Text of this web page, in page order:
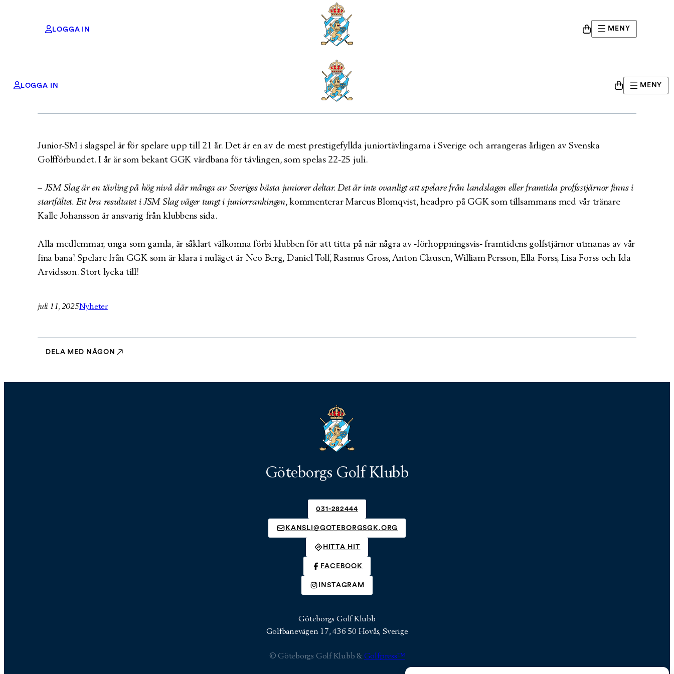
till
LOGGA IN MENY
LOGGA IN MENY
Snart dags för JSM Slag på GGK
Junior-SM i slagspel är för spelare upp till 21 år. Det är en av de mest prestigefyllda juniortävlingarna i Sverige och arrangeras årligen av Svenska
Golfförbundet. I år är som bekant GGK värdbana för tävlingen, som spelas 22-25 juli.
– JSM Slag är en tävling på hög nivå där många av Sveriges bästa juniorer deltar. Det är inte ovanligt att spelare från landslagen eller framtida proffsstjärnor finns i
startfältet. Ett bra resultatet i JSM Slag väger tungt i juniorrankingen, kommenterar Marcus Blomqvist, headpro på GGK som tillsammans med vår tränare
Kalle Johansson är ansvarig från klubbens sida.
Alla medlemmar, unga som gamla, är såklart välkomna förbi klubben för att titta på när några av -förhoppningsvis- framtidens golfstjärnor utmanas av vår
fina bana! Spelare från GGK som är klara i nuläget är Neo Berg, Daniel Tolf, Rasmus Gross, Anton Clausen, William Persson, Ella Forss, Lisa Forss och Ida
Arvidsson. Stort lycka till!
juli 11, 2025Nyheter
DELA MED NÅGON
Göteborgs Golf Klubb
031-282444
KANSLI@GOTEBORGSGK.ORG
HITTA HIT
FACEBOOK
INSTAGRAM
Göteborgs Golf Klubb
Golfbanevägen 17, 436 50 Hovås, Sverige
© Göteborgs Golf Klubb & Golfpress™